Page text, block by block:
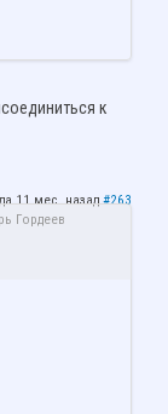
к
11 мес. назад #263
Гордеев